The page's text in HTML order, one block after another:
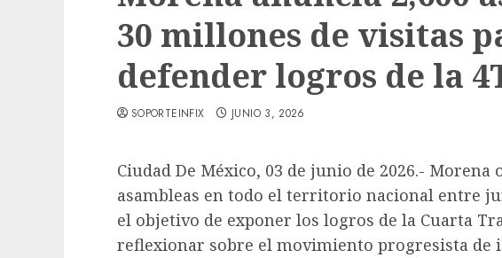
30 millones de visitas
defender logros de la
SOPORTEINFIX JUNIO 3, 2026
Ciudad De México, 03 de junio de 2026.- Morena
asambleas en todo el territorio nacional entre
el objetivo de exponer los logros de la Cuarta
reflexionar sobre el movimiento progresista de